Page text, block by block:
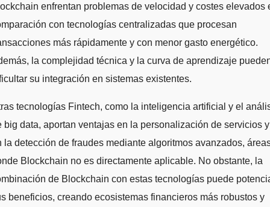
enfrentan problemas de velocidad y costes elevados
con tecnologías centralizadas que procesan
más rápidamente y con menor gasto energético.
la complejidad técnica y la curva de aprendizaje
su integración en sistemas existentes.
tecnologías Fintech, como la inteligencia artificial y el
big data, aportan ventajas en la personalización de servicios y
la detección de fraudes mediante algoritmos avanzados,
Blockchain no es directamente aplicable. No obstante, la
de Blockchain con estas tecnologías puede
beneficios, creando ecosistemas financieros más robustos y